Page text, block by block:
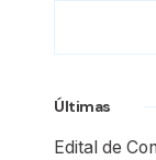
Últimas
Edital de